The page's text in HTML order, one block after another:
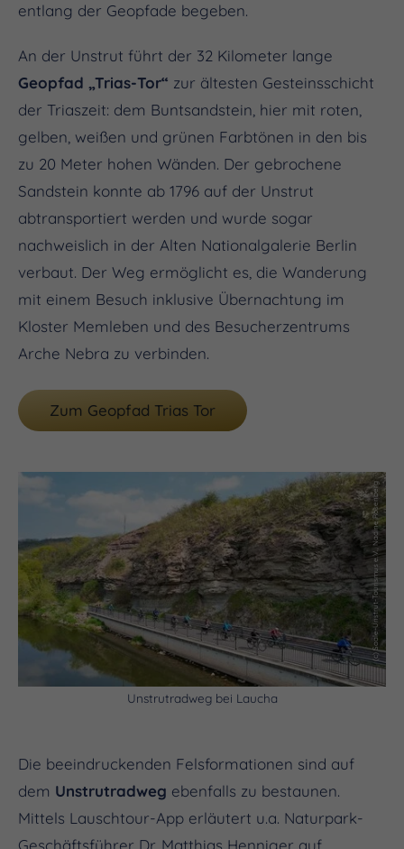
entlang der Geopfade begeben.
An der Unstrut führt der 32 Kilometer lange
Geopfad „Trias-Tor“ zur ältesten Gesteinsschicht
der Triaszeit: dem Buntsandstein, hier mit roten,
gelben, weißen und grünen Farbtönen in den bis
zu 20 Meter hohen Wänden. Der gebrochene
Sandstein konnte ab 1796 auf der Unstrut
abtransportiert werden und wurde sogar
nachweislich in der Alten Nationalgalerie Berlin
verbaut. Der Weg ermöglicht es, die Wanderung
mit einem Besuch inklusive Übernachtung im
Kloster Memleben und des Besucherzentrums
Arche Nebra zu verbinden.
Zum Geopfad Trias Tor
(c) Saale-Unstrut-Tourismus e.V., Nadine Rosenberg
Unstrutradweg bei Laucha
Die beeindruckenden Felsformationen sind auf
dem Unstrutradweg ebenfalls zu bestaunen.
Mittels Lauschtour-App erläutert u.a. Naturpark-
Geschäftsführer Dr. Matthias Henniger auf